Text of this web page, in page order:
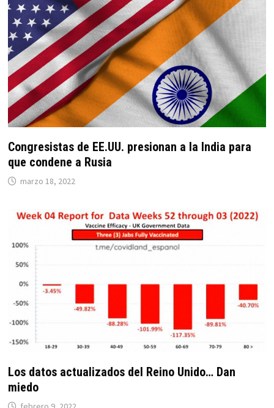
Congresistas de EE.UU. presionan a la India para
que condene a Rusia
marzo 18, 2022
Los datos actualizados del Reino Unido… Dan
miedo